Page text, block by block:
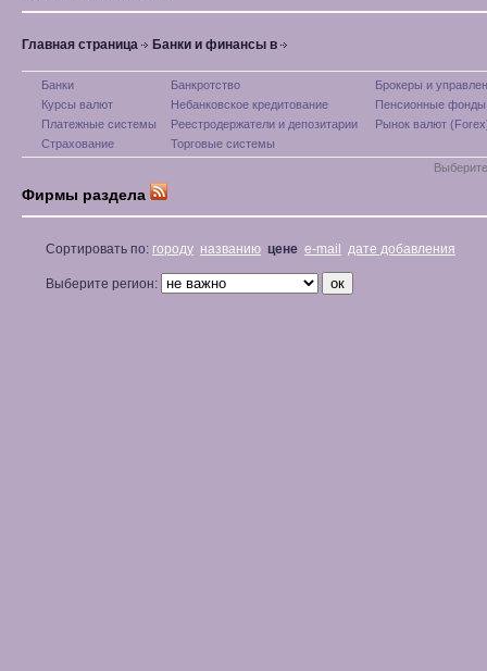
Главная страница Банки и финансы в
Банки Банкротство
Брокеры и
Курсы валют
Небанковское кредитование
Пенсионные фонды
Платежные системы
Реестродержатели и депозитарии
Рынок валют
Страхование
Торговые системы
Фирмы раздела
Сортировать по: городу названию цене e-mail дате добавления
Выберите регион: